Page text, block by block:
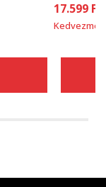
17.599 Ft